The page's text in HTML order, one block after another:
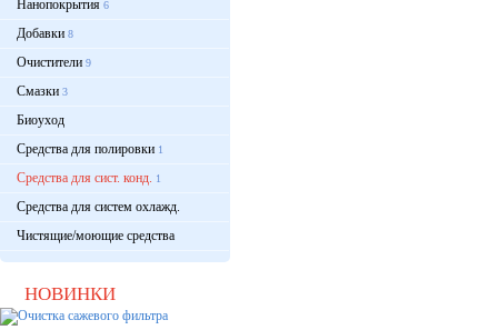
Нанопокрытия 6
Добавки 8
Очистители 9
Смазки 3
Биоуход
Средства для полировки 1
Средства для сист. конд. 1
Средства для систем охлажд.
Чистящие/моющие средства
НОВИНКИ